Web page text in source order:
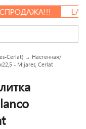
Cerlat) → Настенная/
- Mijares, Cerlat